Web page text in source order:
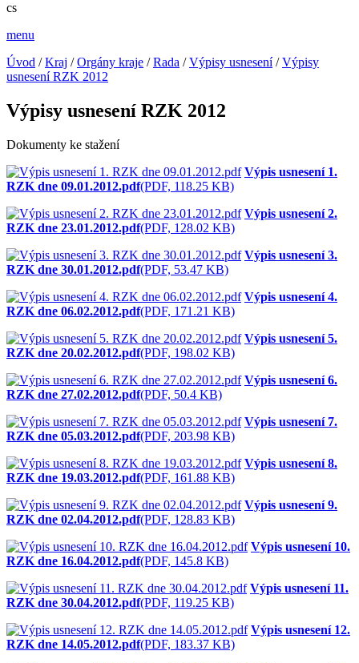
cs
menu
Úvod /Kraj /Orgány kraje /Rada /Výpisy usnesení/Výpisy
usnesení RZK 2012
Výpisy usnesení RZK 2012
Dokumenty ke stažení
Výpis usnesení 1.
RZK dne 09.01.2012.pdf(PDF, 118.25 KB)
Výpis usnesení 2.
RZK dne 23.01.2012.pdf(PDF, 128.02 KB)
Výpis usnesení 3.
RZK dne 30.01.2012.pdf(PDF, 53.47 KB)
Výpis usnesení 4.
RZK dne 06.02.2012.pdf(PDF, 171.21 KB)
Výpis usnesení 5.
RZK dne 20.02.2012.pdf(PDF, 198.02 KB)
Výpis usnesení 6.
RZK dne 27.02.2012.pdf(PDF, 50.4 KB)
Výpis usnesení 7.
RZK dne 05.03.2012.pdf(PDF, 203.98 KB)
Výpis usnesení 8.
RZK dne 19.03.2012.pdf(PDF, 161.88 KB)
Výpis usnesení 9.
RZK dne 02.04.2012.pdf(PDF, 128.83 KB)
Výpis usnesení 10.
RZK dne 16.04.2012.pdf(PDF, 145.8 KB)
Výpis usnesení 11.
RZK dne 30.04.2012.pdf(PDF, 119.25 KB)
Výpis usnesení 12.
RZK dne 14.05.2012.pdf(PDF, 183.37 KB)